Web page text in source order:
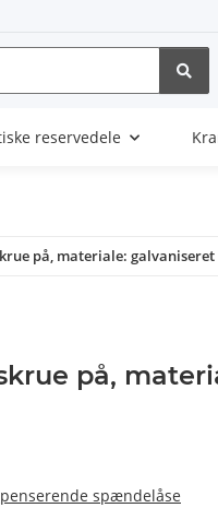
reservedele
på, materiale: galvaniseret
på,
spændelåse